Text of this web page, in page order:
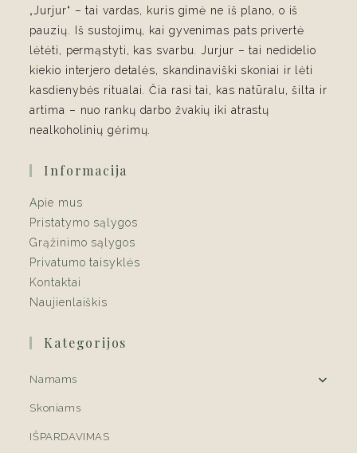
„Jurjur“ – tai vardas, kuris gimė ne iš plano, o iš
pauzių. Iš sustojimų, kai gyvenimas pats privertė
lėtėti, permąstyti, kas svarbu. Jurjur – tai nedidelio
kiekio interjero detalės, skandinaviški skoniai ir lėti
kasdienybės ritualai. Čia rasi tai, kas natūralu, šilta ir
artima – nuo rankų darbo žvakių iki atrastų
nealkoholinių gėrimų.
Informacija
Apie mus
Pristatymo sąlygos
Grąžinimo sąlygos
Privatumo taisyklės
Kontaktai
Naujienlaiškis
Kategorijos
Namams
Skoniams
IŠPARDAVIMAS